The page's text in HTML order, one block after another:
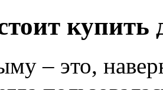
– это,